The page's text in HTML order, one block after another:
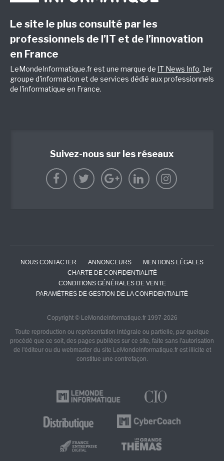
Le site le plus consulté par les
professionnels de l’IT et de l’innovation
en France
LeMondeInformatique.fr est une marque de IT News Info, 1er
groupe d'information et de services dédié aux professionnels
de l'informatique en France.
Suivez-nous sur les réseaux
NOUS CONTACTER ANNONCEURS
MENTIONS LÉGALES
CHARTE DE CONFIDENTIALITÉ
CONDITIONS GÉNÉRALES DE VENTE
PARAMÈTRES DE GESTION DE LA CONFIDENTIALITÉ
Copyright © LeMondeInformatique.fr 1997-2026
Toute reproduction ou représentation intégrale ou partielle, par quelque
procédé que ce soit, des pages publiées sur ce site, faite sans l'autorisation
de l'éditeur ou du webmaster du site LeMondeInformatique.fr est illicite et
constitue une contrefaçon.